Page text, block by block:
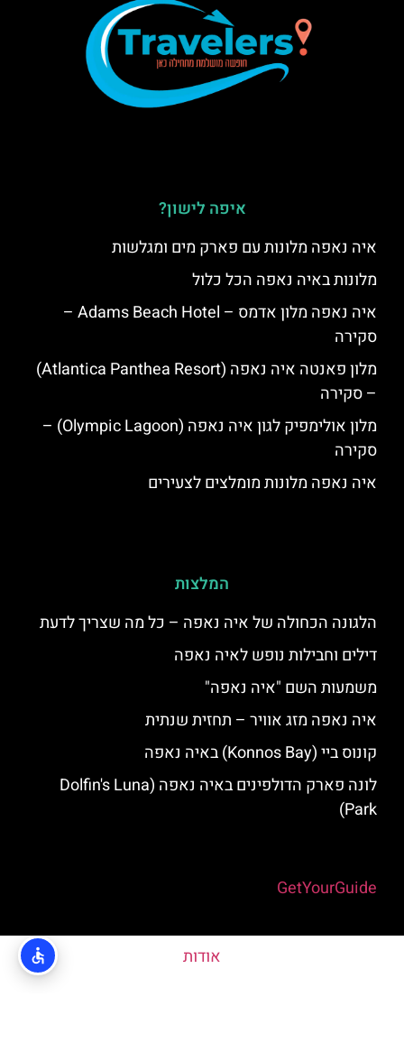
איפה לישון?
איה נאפה מלונות עם פארק מים ומגלשות
מלונות באיה נאפה הכל כלול
איה נאפה מלון אדמס – Adams Beach Hotel –
סקירה
מלון פאנטה איה נאפה (Atlantica Panthea Resort)
– סקירה
מלון אולימפיק לגון איה נאפה (Olympic Lagoon) –
סקירה
איה נאפה מלונות מומלצים לצעירים
המלצות
הלגונה הכחולה של איה נאפה – כל מה שצריך לדעת
דילים וחבילות נופש לאיה נאפה
משמעות השם "איה נאפה"
איה נאפה מזג אוויר – תחזית שנתית
קונוס ביי (Konnos Bay) באיה נאפה
לונה פארק הדולפינים באיה נאפה (Dolfin's Luna
Park)
GetYourGuide
אודות